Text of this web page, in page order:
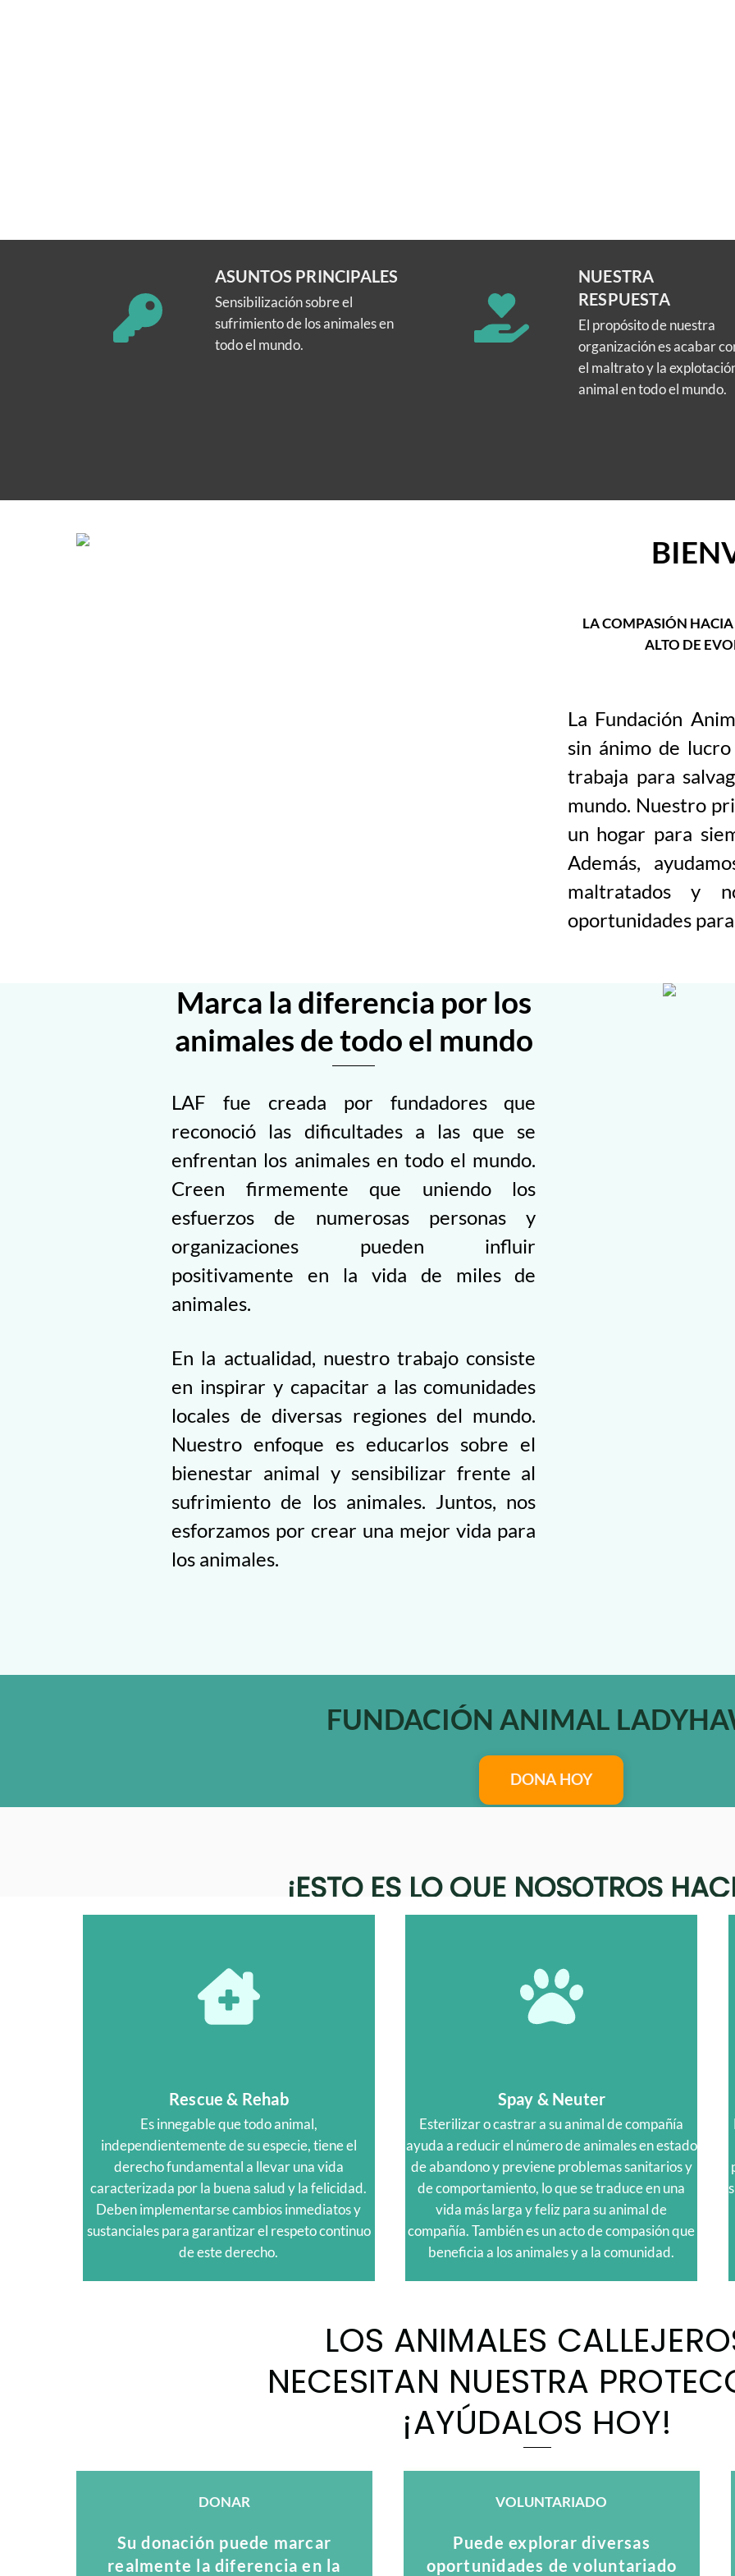
ASUNTOS PRINCIPALES
Sensibilización sobre el
sufrimiento de los animales en
todo el mundo.
NUESTRA
RESPUESTA
El propósito de nuestra
organización es acabar
el maltrato y la
animal en todo el mundo.
LA COMPASIÓN HACIA
ALTO DE
La Fundación
sin ánimo de
trabaja para
mundo. Nuestro
un hogar para
Además,
maltratados y
oportunidades
Marca la diferencia por los
animales de todo el mundo
LAF fue creada por fundadores que
reconoció las dificultades a las que se
enfrentan los animales en todo el mundo.
Creen firmemente que uniendo los
esfuerzos de numerosas personas y
organizaciones pueden influir
positivamente en la vida de miles de
animales.
En la actualidad, nuestro trabajo consiste
en inspirar y capacitar a las comunidades
locales de diversas regiones del mundo.
Nuestro enfoque es educarlos sobre el
bienestar animal y sensibilizar frente al
sufrimiento de los animales. Juntos, nos
esforzamos por crear una mejor vida para
los animales.
FUNDACIÓN ANIMAL
DONA HOY
¡ESTO ES LO QUE NOSOTROS
Rescue & Rehab
Es innegable que todo animal,
independientemente de su especie, tiene el
derecho fundamental a llevar una vida
caracterizada por la buena salud y la felicidad.
Deben implementarse cambios inmediatos y
sustanciales para garantizar el respeto continuo
de este derecho.
Spay & Neuter
Esterilizar o castrar a su animal de compañía
ayuda a reducir el número de animales en estado
de abandono y previene problemas sanitarios y
de comportamiento, lo que se traduce en una
vida más larga y feliz para su animal de
compañía. También es un acto de compasión que
beneficia a los animales y a la comunidad.
LOS ANIMALES
NECESITAN NUESTRA
¡AYÚDALOS HOY!
DONAR
Su donación puede marcar
realmente la diferencia en la
VOLUNTARIADO
Puede explorar diversas
oportunidades de voluntariado